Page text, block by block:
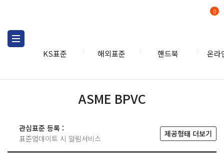
KS표준 해외표준 핸드북 온라
0
ASME BPVC
관심표준 등록 :
표준업데이트 시 알림서비스
제공형태 더보기